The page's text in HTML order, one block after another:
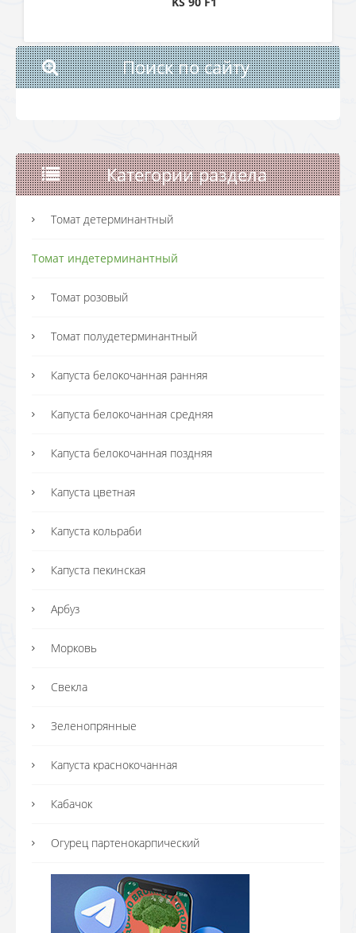
Поиск по сайту
Категории раздела
Томат детерминантный
Томат индетерминантный
Томат розовый
Томат полудетерминантный
Капуста белокочанная ранняя
Капуста белокочанная средняя
Капуста белокочанная поздняя
Капуста цветная
Капуста кольраби
Капуста пекинская
Арбуз
Морковь
Свекла
Зеленопрянные
Капуста краснокочанная
Кабачок
Огурец партенокарпический